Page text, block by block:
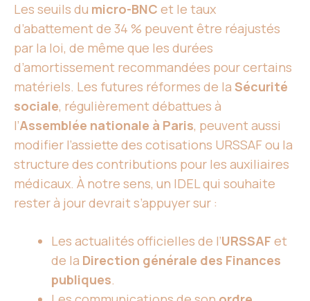
Les seuils du micro-BNC et le taux
d’abattement de 34 % peuvent être réajustés
par la loi, de même que les durées
d’amortissement recommandées pour certains
matériels. Les futures réformes de la Sécurité
sociale, régulièrement débattues à
l’Assemblée nationale à Paris, peuvent aussi
modifier l’assiette des cotisations URSSAF ou la
structure des contributions pour les auxiliaires
médicaux. À notre sens, un IDEL qui souhaite
rester à jour devrait s’appuyer sur :
Les actualités officielles de l’URSSAF et
de la Direction générale des Finances
publiques.